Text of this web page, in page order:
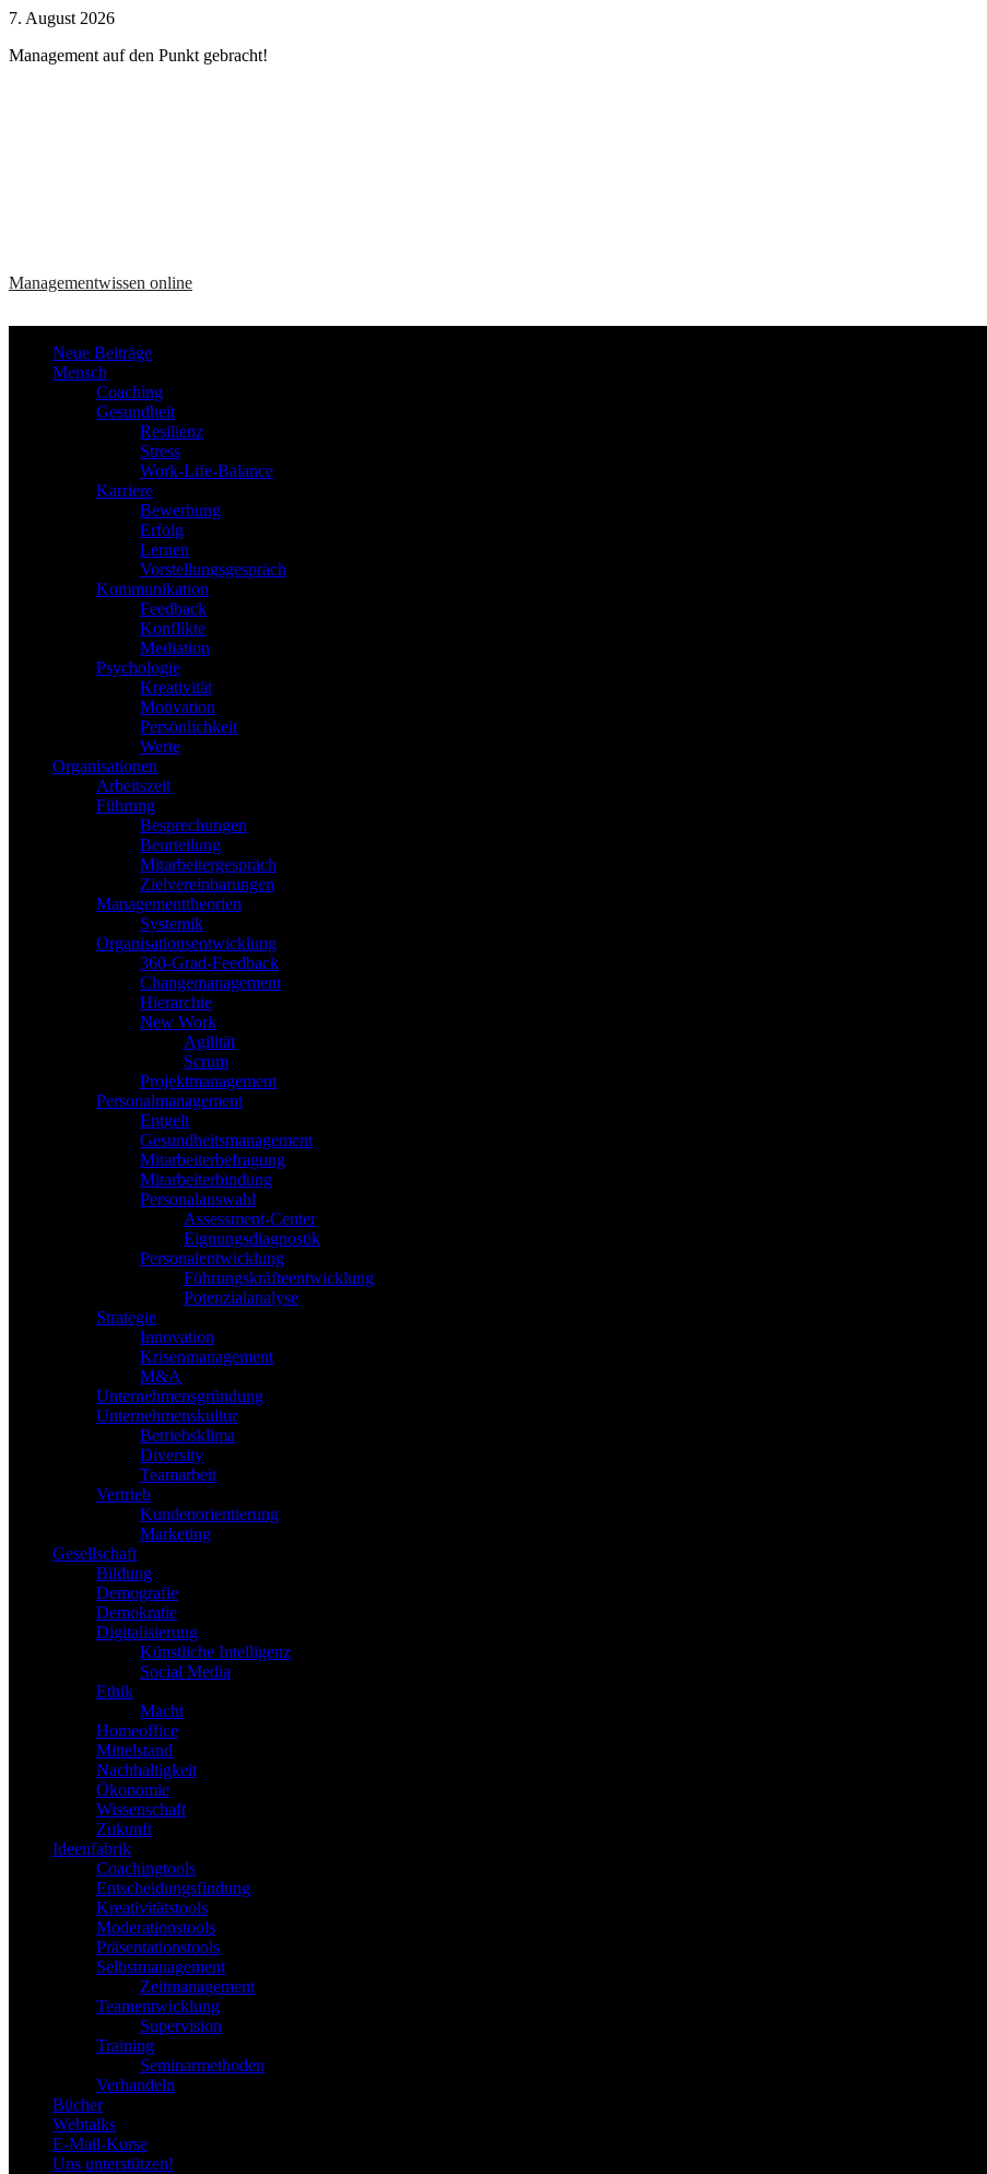
Zum
springen
7. August 2026
Management auf den Punkt gebracht!
Managementwissen online
Neue Beiträge
Mensch
Coaching
Gesundheit
Resilienz
Stress
Work-Life-Balance
Karriere
Bewerbung
Erfolg
Lernen
Vorstellungsgespräch
Kommunikation
Feedback
Konflikte
Mediation
Psychologie
Kreativität
Motivation
Persönlichkeit
Werte
Organisationen
Arbeitszeit
Führung
Besprechungen
Beurteilung
Mitarbeitergespräch
Zielvereinbarungen
Managementtheorien
Systemik
Organisationsentwicklung
360-Grad-Feedback
Changemanagement
Hierarchie
New Work
Agilität
Scrum
Projektmanagement
Personalmanagement
Entgelt
Gesundheitsmanagement
Mitarbeiterbefragung
Mitarbeiterbindung
Personalauswahl
Assessment-Center
Eignungsdiagnostik
Personalentwicklung
Führungskräfteentwicklung
Potenzialanalyse
Strategie
Innovation
Krisenmanagement
M&A
Unternehmensgründung
Unternehmenskultur
Betriebsklima
Diversity
Teamarbeit
Vertrieb
Kundenorientierung
Marketing
Gesellschaft
Bildung
Demografie
Demokratie
Digitalisierung
Künstliche Intelligenz
Social Media
Ethik
Macht
Homeoffice
Mittelstand
Nachhaltigkeit
Ökonomie
Wissenschaft
Zukunft
Ideenfabrik
Coachingtools
Entscheidungsfindung
Kreativitätstools
Moderationstools
Präsentationstools
Selbstmanagement
Zeitmanagement
Teamentwicklung
Supervision
Training
Seminarmethoden
Verhandeln
Bücher
Webtalks
E-Mail-Kurse
Uns unterstützen!